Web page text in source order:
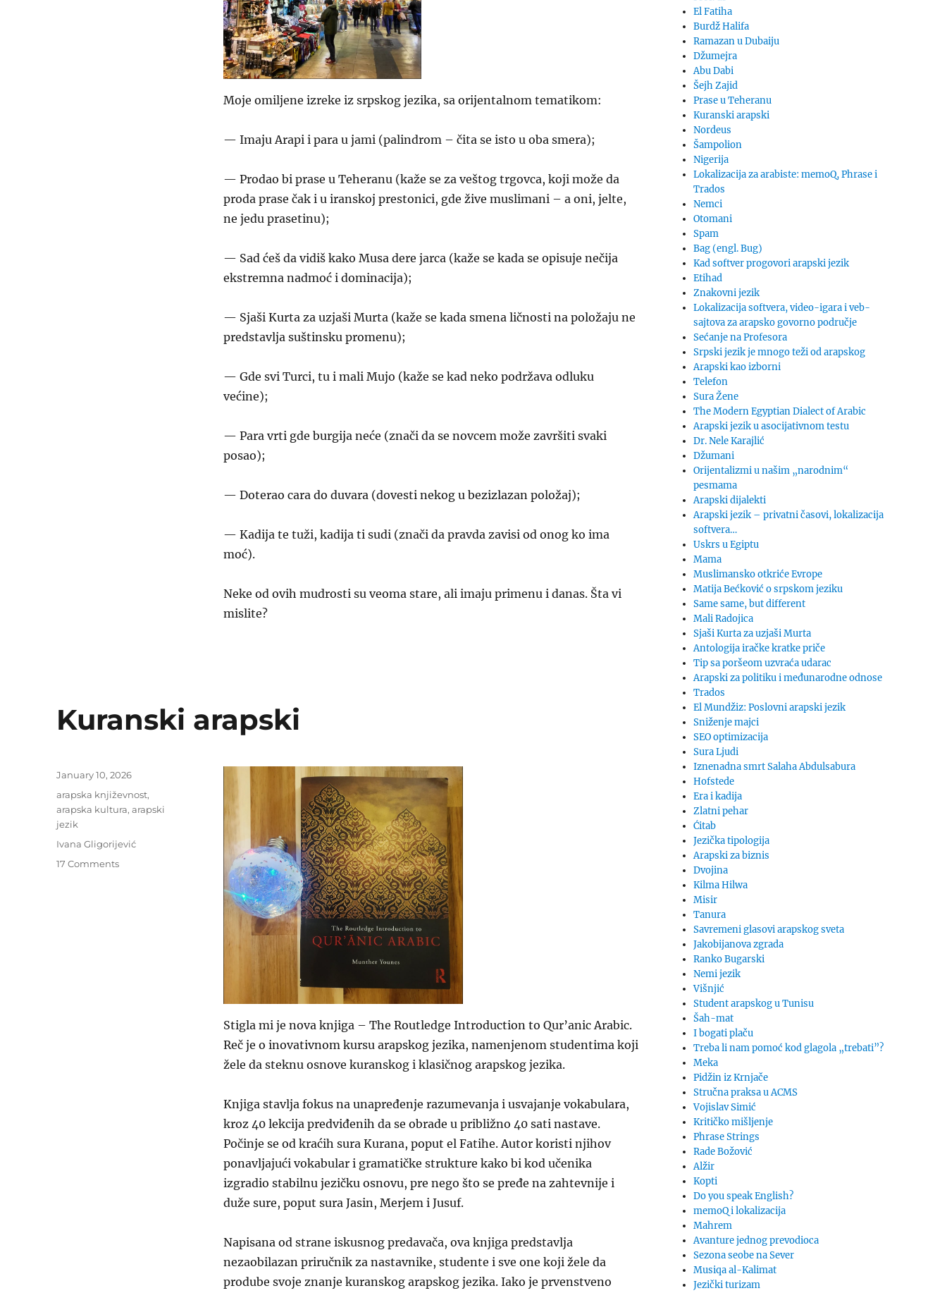
Moje omiljene izreke iz srpskog jezika, sa orijentalnom tematikom:
— Imaju Arapi i para u jami (palindrom – čita se isto u oba smera);
— Prodao bi prase u Teheranu (kaže se za veštog trgovca, koji može da
proda prase čak i u iranskoj prestonici, gde žive muslimani – a oni, jelte,
ne jedu prasetinu);
— Sad ćeš da vidiš kako Musa dere jarca (kaže se kada se opisuje nečija
ekstremna nadmoć i dominacija);
— Sjaši Kurta za uzjaši Murta (kaže se kada smena ličnosti na položaju ne
predstavlja suštinsku promenu);
— Gde svi Turci, tu i mali Mujo (kaže se kad neko podržava odluku
većine);
— Para vrti gde burgija neće (znači da se novcem može završiti svaki
posao);
— Doterao cara do duvara (dovesti nekog u bezizlazan položaj);
— Kadija te tuži, kadija ti sudi (znači da pravda zavisi od onog ko ima
moć).
Neke od ovih mudrosti su veoma stare, ali imaju primenu i danas. Šta vi
mislite?
Kuranski arapski
Stigla mi je nova knjiga – The Routledge Introduction to Qur’anic Arabic.
Reč je o inovativnom kursu arapskog jezika, namenjenom studentima koji
žele da steknu osnove kuranskog i klasičnog arapskog jezika.
Knjiga stavlja fokus na unapređenje razumevanja i usvajanje vokabulara,
kroz 40 lekcija predviđenih da se obrade u približno 40 sati nastave.
Počinje se od kraćih sura Kurana, poput el Fatihe. Autor koristi njihov
ponavljajući vokabular i gramatičke strukture kako bi kod učenika
izgradio stabilnu jezičku osnovu, pre nego što se pređe na zahtevnije i
duže sure, poput sura Jasin, Merjem i Jusuf.
Napisana od strane iskusnog predavača, ova knjiga predstavlja
nezaobilazan priručnik za nastavnike, studente i sve one koji žele da
prodube svoje znanje kuranskog arapskog jezika. Iako je prvenstveno
Posted
January 10, 2026
Categories
arapska književnost,
arapska kultura,arapski
jezik
Tags
Ivana Gligorijević
17 Commentson
El Fatiha
Burdž Halifa
Ramazan u Dubaiju
Džumejra
Abu Dabi
Šejh Zajid
Prase u Teheranu
Kuranski arapski
Nordeus
Šampolion
Nigerija
Lokalizacija za arabiste: memoQ, Phrase i
Trados
Nemci
Otomani
Spam
Bag (engl. Bug)
Kad softver progovori arapski jezik
Etihad
Znakovni jezik
Lokalizacija softvera, video-igara i veb-
sajtova za arapsko govorno područje
Sećanje na Profesora
Srpski jezik je mnogo teži od arapskog
Arapski kao izborni
Telefon
Sura Žene
The Modern Egyptian Dialect of Arabic
Arapski jezik u asocijativnom testu
Dr. Nele Karajlić
Džumani
Orijentalizmi u našim „narodnim“
pesmama
Arapski dijalekti
Arapski jezik – privatni časovi, lokalizacija
softvera…
Uskrs u Egiptu
Mama
Muslimansko otkriće Evrope
Matija Bećković o srpskom jeziku
Same same, but different
Mali Radojica
Sjaši Kurta za uzjaši Murta
Antologija iračke kratke priče
Tip sa poršeom uzvraća udarac
Arapski za politiku i međunarodne odnose
Trados
El Mundžiz: Poslovni arapski jezik
Sniženje majci
SEO optimizacija
Sura Ljudi
Iznenadna smrt Salaha Abdulsabura
Hofstede
Era i kadija
Zlatni pehar
Ćitab
Jezička tipologija
Arapski za biznis
Dvojina
Kilma Hilwa
Misir
Tanura
Savremeni glasovi arapskog sveta
Jakobijanova zgrada
Ranko Bugarski
Nemi jezik
Višnjić
Student arapskog u Tunisu
Šah-mat
I bogati plaču
Treba li nam pomoć kod glagola „trebati”?
Meka
Pidžin iz Krnjače
Stručna praksa u ACMS
Vojislav Simić
Kritičko mišljenje
Phrase Strings
Rade Božović
Alžir
Kopti
Do you speak English?
memoQ i lokalizacija
Mahrem
Avanture jednog prevodioca
Sezona seobe na Sever
Musiqa al-Kalimat
Jezički turizam